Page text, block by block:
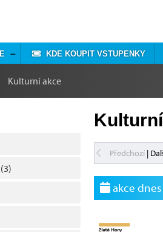
KDE KOUPIT VSTUPENKY
Kulturní akce
(3)
Předchozí|
akce dnes